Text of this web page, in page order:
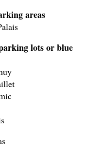
areas
lots or blue